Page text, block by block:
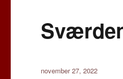
Udgivet
november 27, 2022